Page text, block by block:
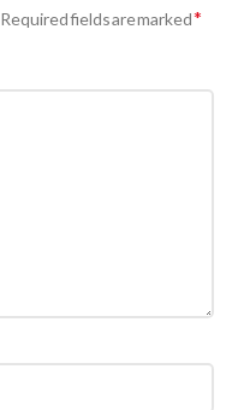
Required fields are marked*